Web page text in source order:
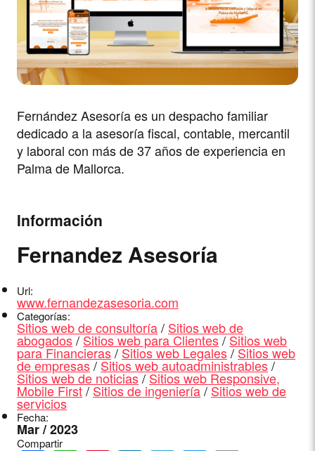
Fernández Asesoría es un despacho familiar
dedicado a la asesoría fiscal, contable, mercantil
y laboral con más de 37 años de experiencia en
Palma de Mallorca.
Información
Fernandez Asesoría
Url:
www.fernandezasesoria.com
Categorías:
Sitios web de consultoría/ Sitios web de
abogados/Sitios web para Clientes/Sitios web
para Financieras/Sitios web Legales/Sitios web
de empresas/Sitios web autoadministrables/
Sitios web de noticias/Sitios web Responsive,
Mobile First/Sitios de ingeniería/Sitios web de
servicios
Fecha:
Mar / 2023
Compartir